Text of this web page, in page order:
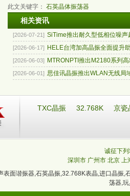
此文关键字： 石英晶体振荡器
相关资讯
[2026-07-21] SiTime推出耐久型低相位噪声
[2026-06-17] HELE台湾加高晶振全面提升
[2026-06-03] MTRONPTI推出M2180系列
[2026-06-01] 思佳讯晶振推出WLAN无线局
TXC晶振 32.768K 京瓷
诚征下
深圳市 广州市 北京 上
表面谐振器,石英晶振,32.768K表晶,进口晶振,
荡器,玩